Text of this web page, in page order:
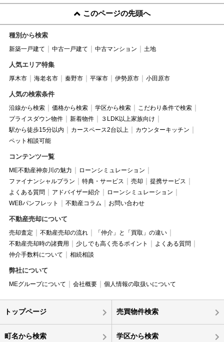
このページの先頭へ
種別から検索
新築一戸建て 中古一戸建て 中古マンション 土地
人気エリア特集
厚木市 海老名市 秦野市 平塚市 伊勢原市 小田原市
人気の検索条件
沿線から検索 価格から検索 学区から検索
こだわり条件で検索
プライスダウン物件
新着物件
３LDK以上家族向け
駅から徒歩15分以内
カースペース2台以上
カウンターキッチン
ペット相談可能
コンテンツ一覧
ME不動産神奈川の魅力
ローンシミュレーション
ファイナンシャルプラン
特典・サービス 売却
提携サービス
よくある質問
アドバイザー紹介
ローンシミュレーション
WEBパンフレット
不動産コラム お問い合わせ
不動産売却について
売却査定 不動産売却の流れ
「仲介」と「買取」の違い
不動産売却時の諸費用
少しでも高く売るポイント
よくある質問
仲介手数料について
相続相談
弊社について
MEグループについて 会社概要 個人情報の取扱いについて
トップページ 売買物件検索
町名から検索 学区から検索